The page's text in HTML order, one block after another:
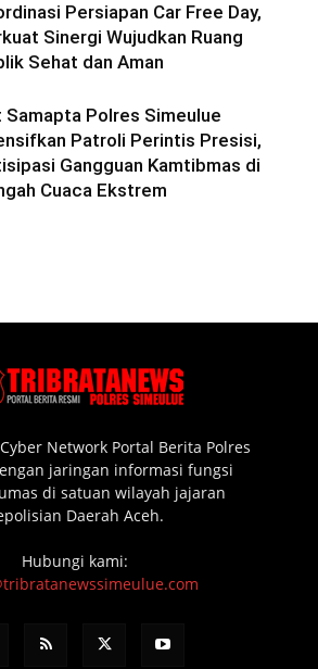
Persiapan Car Free Day,
Sinergi Wujudkan Ruang
Sehat dan Aman
Samapta Polres Simeulue
Patroli Perintis Presisi,
Gangguan Kamtibmas di
Cuaca Ekstrem
Network Portal Berita Polres
jaringan informasi fungsi
di satuan wilayah jajaran
Daerah Aceh.
Hubungi kami: